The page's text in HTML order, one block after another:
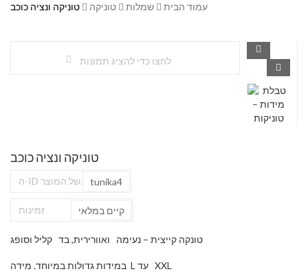
עמוד הבית שמלות טוניקה טוניקה ונציה כוכב
לחצו כדי להציג תמונות
טוניקה ונציה כוכב
ה-ID של המוצר. tunika4
זמינות קיים במלאי
טונקה קייצית – נעימה ואוורירית, בד קליל וסופג
במידות גדולות במיוחד. מידה L עד XXL